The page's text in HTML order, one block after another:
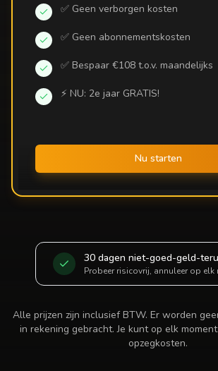
✅ Geen verborgen kosten
✅ Geen abonnementskosten
✅ Bespaar €108 t.o.v. maandelijks
⚡ NU: 2e jaar GRATIS!
Nu starten
30 dagen niet-goed-geld-
Probeer risicovrij, annuleer op elk
Alle prijzen zijn inclusief BTW. Er worden
in rekening gebracht. Je kunt op elk
opzegkosten.